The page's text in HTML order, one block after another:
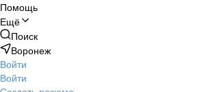
Помощь
Ещё
Поиск
Воронеж
Войти
Войти